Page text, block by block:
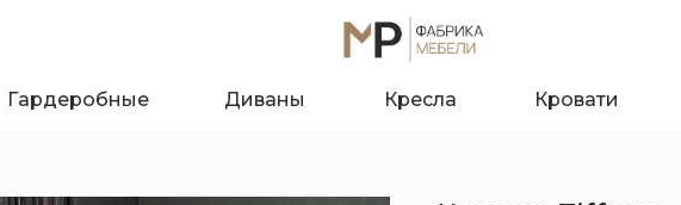
Гардеробные Диваны Кресла Кровати